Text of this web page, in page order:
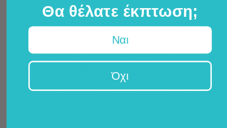
Οι κάψουλες με βήτα-καροτένιο της εταιρείας
περιέχουν επίσης
οποία είναι μία από τις πιο σημαντικές βιταμίνες
για την
παίζει ρόλο/συμβάλλει στη:
Θα θέλατε έκπτωση;
Ναι
Όχι